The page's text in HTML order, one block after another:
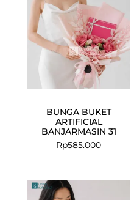
BUNGA BUKET
ARTIFICIAL
BANJARMASIN 31
Rp585.000